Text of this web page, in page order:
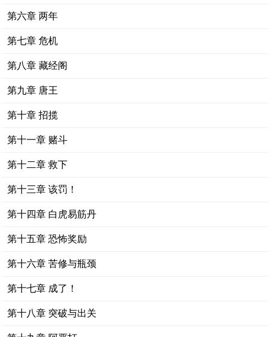
第六章 两年
第七章 危机
第八章 藏经阁
第九章 唐王
第十章 招揽
第十一章 赌斗
第十二章 救下
第十三章 该罚！
第十四章 白虎易筋丹
第十五章 恐怖奖励
第十六章 苦修与瓶颈
第十七章 成了！
第十八章 突破与出关